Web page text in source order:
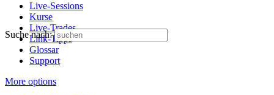
Live-Sessions
Kurse
Live-Trades
Link-Tipps
Glossar
Support
More options
Suche nach: